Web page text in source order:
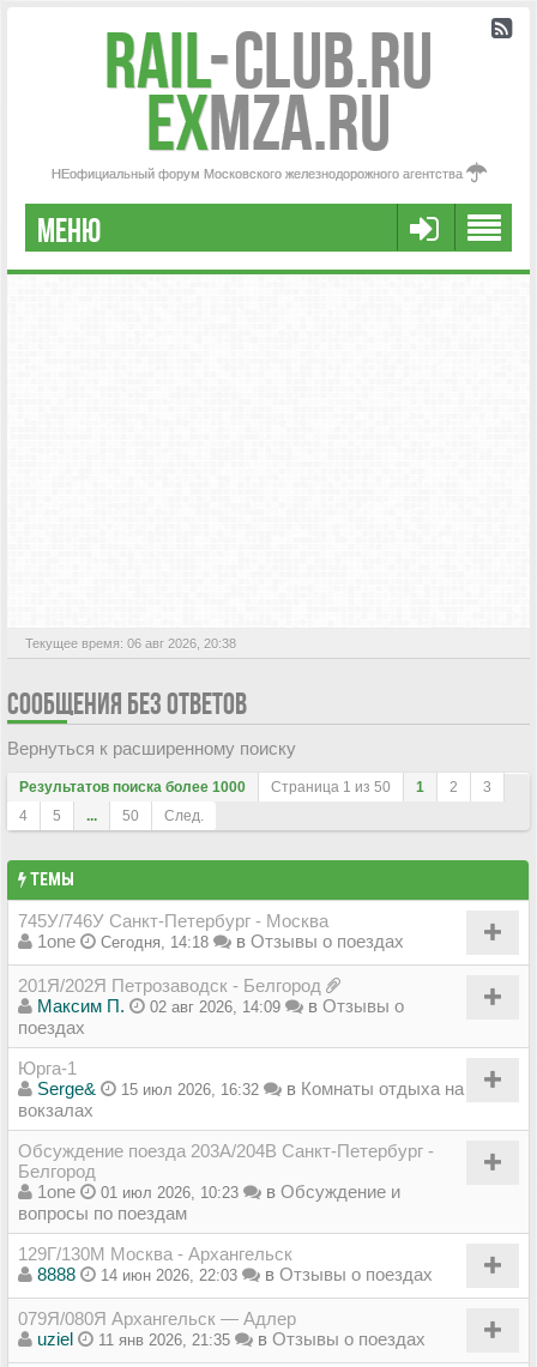
Rail-Club.RU
exMZA.RU
НЕофициальный форум Московского железнодорожного агентства
МЕНЮ
РЕГИСТРАЦИЯ
Текущее время: 06 авг 2026, 20:38
СООБЩЕНИЯ БЕЗ ОТВЕТОВ
Вернуться к расширенному поиску
Результатов поиска более 1000 Страница 1 из 50 1 2
3
4
5 ... 50 След.
ТЕМЫ
745У/746У Санкт-Петербург - Москва
1one
Сегодня, 14:18 в Отзывы о поездах
201Я/202Я Петрозаводск - Белгород
Максим П.
02 авг 2026, 14:09 в Отзывы о
поездах
Юрга-1
Serge&
15 июл 2026, 16:32 в Комнаты отдыха на
вокзалах
Обсуждение поезда 203А/204В Санкт-Петербург -
Белгород
1one
01 июл 2026, 10:23 в Обсуждение и
вопросы по поездам
129Г/130М Москва - Архангельск
8888
14 июн 2026, 22:03 в Отзывы о поездах
079Я/080Я Архангельск — Адлер
uziel
11 янв 2026, 21:35 в Отзывы о поездах